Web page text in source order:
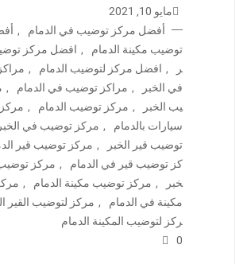
مايو 10, 2021
أفضل مركز توضيب في الدمام
,
توضيب مكينة الدمام
, افضل مركز
ر
, افضل مركز لتوضيب الدمام ,
في الخبر
, مراكز توضيب في الدمام ,
يب الخبر
, مركز توضيب الدمام ,
سيارات بالدمام
, مركز توضيب في الخبر
توضيب قير الخبر
, مركز توضيب قير
كز توضيب قير في الدمام
, مركز توضيب
خبر
, مركز توضيب مكينة الدمام ,
مكينة في الدمام
, مركز لتوضيب القير
ركز لتوضيب المكينة الدمام
0